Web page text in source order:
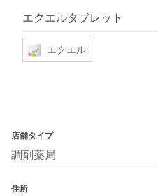
エクエルタブレット
エクエル
店舗タイプ
調剤薬局
住所